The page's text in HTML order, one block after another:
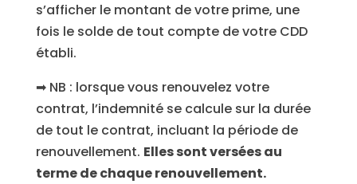
s’afficher le montant de votre prime, une
fois le solde de tout compte de votre CDD
établi.
➡ NB : lorsque vous renouvelez votre
contrat, l’indemnité se calcule sur la durée
de tout le contrat, incluant la période de
renouvellement. Elles sont versées au
terme de chaque renouvellement.